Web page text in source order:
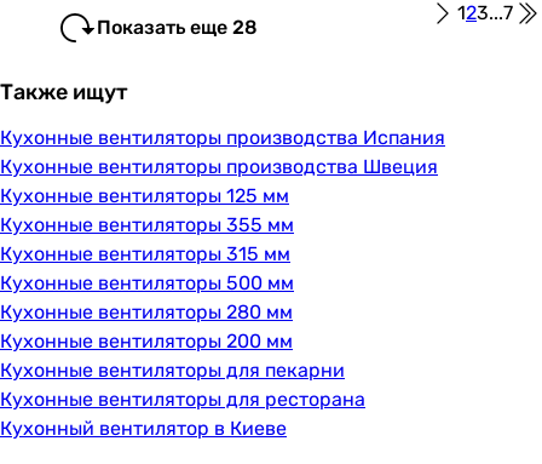
Показать еще 28
123...7
Также ищут
Кухонные вентиляторы производства Испания
Кухонные вентиляторы производства Швеция
Кухонные вентиляторы 125 мм
Кухонные вентиляторы 355 мм
Кухонные вентиляторы 315 мм
Кухонные вентиляторы 500 мм
Кухонные вентиляторы 280 мм
Кухонные вентиляторы 200 мм
Кухонные вентиляторы для пекарни
Кухонные вентиляторы для ресторана
Кухонный вентилятор в Киеве